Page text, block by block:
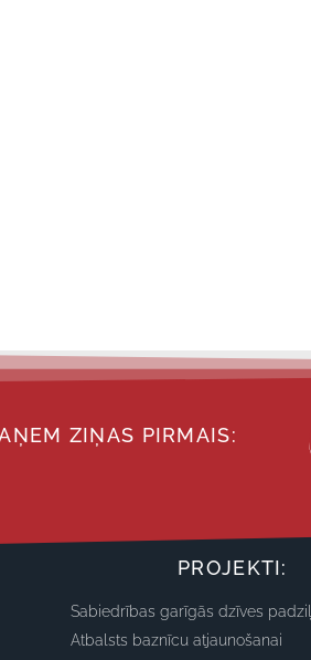
ZIŅAS PIRMAIS:
PROJEKTI:
Sabiedrības garīgās dzīves
Atbalsts baznīcu atjaunošanai